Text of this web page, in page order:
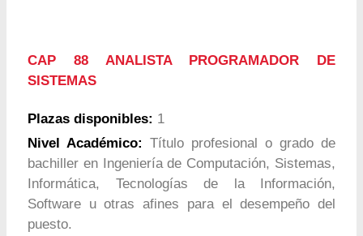
CAP 88 ANALISTA PROGRAMADOR DE
SISTEMAS
Plazas disponibles: 1
Nivel Académico: Título profesional o grado de
bachiller en Ingeniería de Computación, Sistemas,
Informática, Tecnologías de la Información,
Software u otras afines para el desempeño del
puesto.